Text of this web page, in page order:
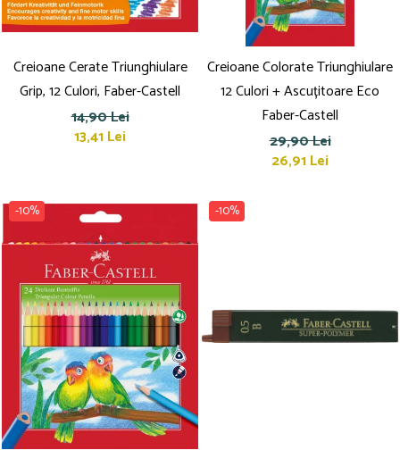
Creioane Cerate Triunghiulare
Grip, 12 Culori, Faber-Castell
14,90 Lei
13,41 Lei
Creioane Colorate Triunghiulare
12 Culori + Ascuțitoare Eco
Faber-Castell
29,90 Lei
26,91 Lei
-10% -10%